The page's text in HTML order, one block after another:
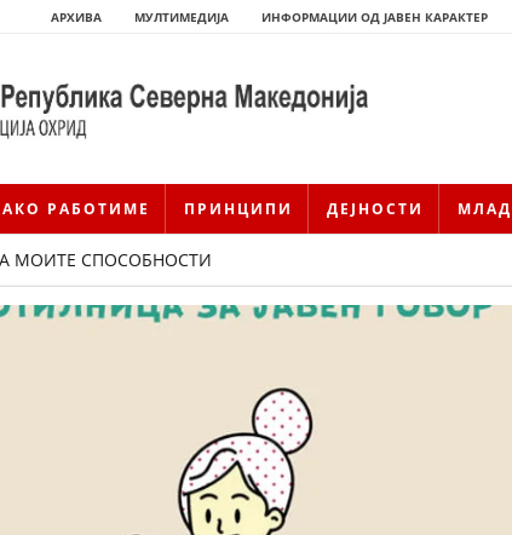
АРХИВА МУЛТИМЕДИЈА ИНФОРМАЦИИ ОД ЈАВЕН КАРАКТЕР
РАБОТИМЕ ПРИНЦИПИ ДЕЈНОСТИ
МОИТЕ СПОСОБНОСТИ